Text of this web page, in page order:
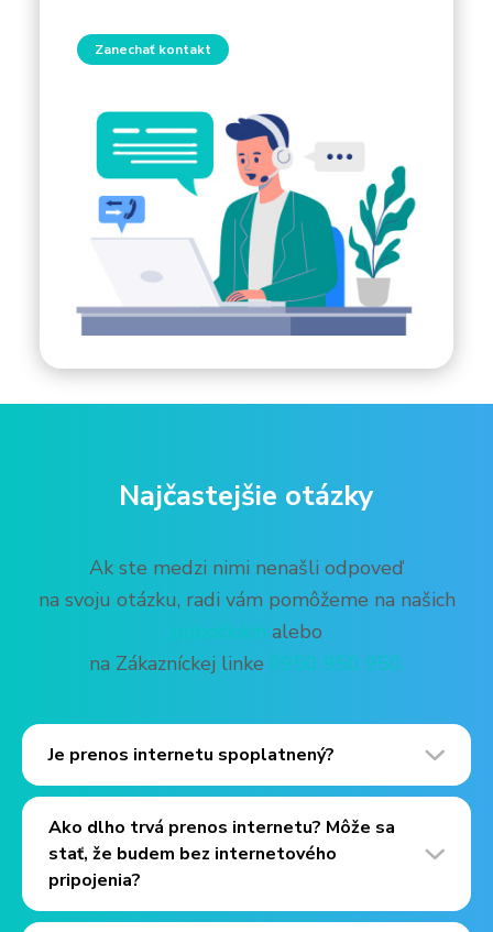
Zanechať kontakt
Najčastejšie otázky
Ak ste medzi nimi nenašli odpoveď
na svoju otázku, radi vám pomôžeme na našich
pobočkách alebo
na Zákazníckej linke 0950 950 950.
Je prenos internetu spoplatnený?
Ako dlho trvá prenos internetu? Môže sa
stať, že budem bez internetového
pripojenia?